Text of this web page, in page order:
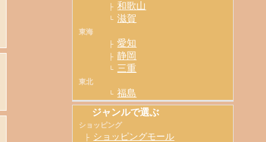
├ 和歌山
└ 滋賀
東海
├ 愛知
├ 静岡
└ 三重
東北
└ 福島
ジャンルで選ぶ
ショッピング
├ ショッピングモール